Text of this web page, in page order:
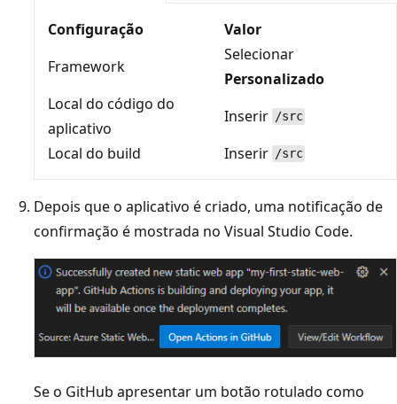
Configuração
Valor
Framework
Selecionar
Personalizado
Local do código do
aplicativo
Inserir /src
Local do build Inserir /src
Depois que o aplicativo é criado, uma notificação de
confirmação é mostrada no Visual Studio Code.
Se o GitHub apresentar um botão rotulado como